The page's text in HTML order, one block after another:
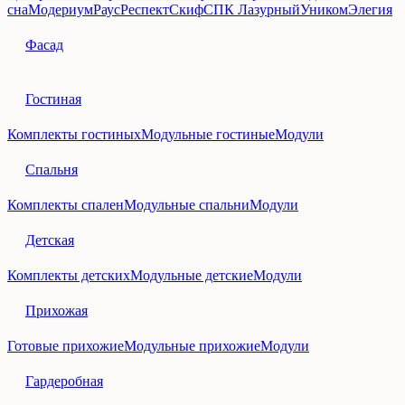
снаМодериумРаусРеспектСкифСПК ЛазурныйУникомЭлегия
Фасад
Гостиная
Комплекты гостиныхМодульные гостиныеМодули
Спальня
Комплекты спаленМодульные спальниМодули
Детская
Комплекты детскихМодульные детскиеМодули
Прихожая
Готовые прихожиеМодульные прихожиеМодули
Гардеробная